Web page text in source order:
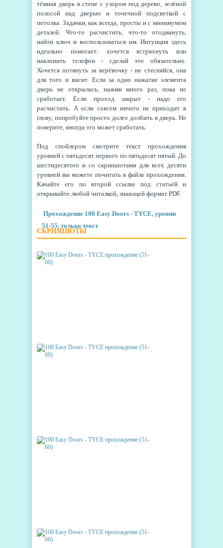
тёмная дверь в стене с узором под дерево, зелёной
полосой над дверью и точечной подсветкой с
потолка. Задачки, как всегда, просты и с минимумом
деталей. Что-то расчистить, что-то отодвинуть,
найти ключ и воспользоваться им. Интуиция здесь
идеально помогает: хочется встряхнуть или
наклонить телефон - сделай это обязательно.
Хочется потянуть за верёвочку - не стесняйся, она
для того и висит. Если за одно нажатие элемента
дверь не открылась, нажми много раз, пока не
сработает. Если проход закрыт - надо его
расчистить. А если совсем ничего не приходит в
глову, попробуйте просто долго долбить в дверь. Не
поверите, иногда это может сработать.
Под спойлером смотрите текст прохождения
уровней с пятьдесят первого по пятьдесят пятый. До
шестидесятого и со скриншотами для всех десяти
уровней вы можете почитать в файле прохождения.
Качайте его по второй ссылке под статьёй и
открывайте любой читалкой, знающей формат PDF.
Прохождение 100 Easy Doors - TYCE, уровни
51-55, только текст
СКРИНШОТЫ